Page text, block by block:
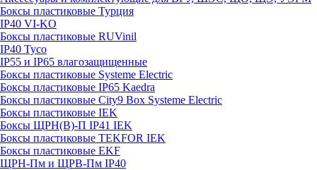
Боксы пластиковые Турция
IP40 VI-KO
Боксы пластиковые RUVinil
IP40 Тусо
IP55 и IP65 влагозащищенные
Боксы пластиковые Systeme Electric
Боксы пластиковые IP65 Kaedra
Боксы пластиковые City9 Box Systeme Electric
Боксы пластиковые IEK
Боксы ЩРН(В)-П IP41 IEK
Боксы пластиковые TEKFOR IEK
Боксы пластиковые EKF
ЩРН-Пм и ЩРВ-Пм IP40